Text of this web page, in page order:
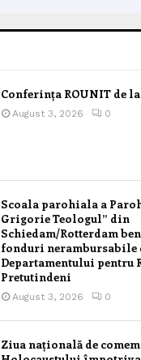
Conferința ROUNIT de
August 3, 2026 0
Scoala parohiala a
Grigorie Teologul” din
Schiedam/Rotterdam
fonduri nerambursabile
Departamentului pentru
Pretutindeni
August 3, 2026 0
Ziua națională de